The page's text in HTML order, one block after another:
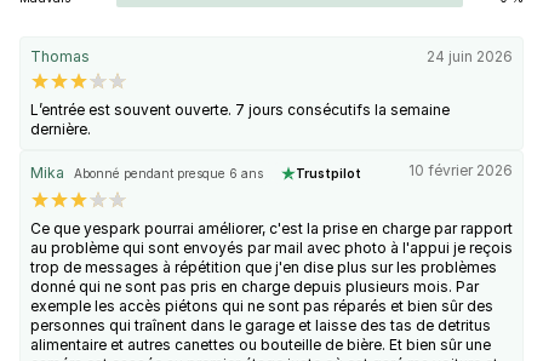
Thomas 24 juin 2026
L’entrée est souvent ouverte. 7 jours consécutifs la semaine
dernière.
Mika Abonné pendant presque 6 ans Trustpilot 10 février 2026
Ce que yespark pourrai améliorer, c'est la prise en charge par rapport
au problème qui sont envoyés par mail avec photo à l'appui je reçois
trop de messages à répétition que j'en dise plus sur les problèmes
donné qui ne sont pas pris en charge depuis plusieurs mois. Par
exemple les accès piétons qui ne sont pas réparés et bien sûr des
personnes qui traînent dans le garage et laisse des tas de detritus
alimentaire et autres canettes ou bouteille de bière. Et bien sûr une